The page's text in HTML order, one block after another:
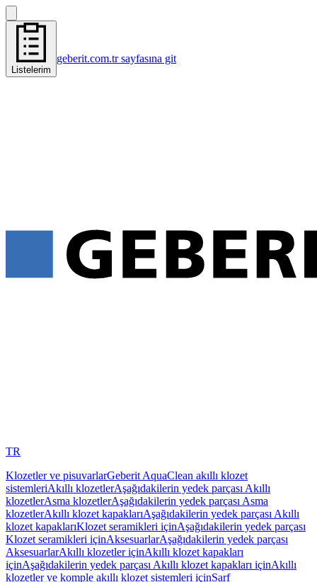
Listelerim
geberit.com.tr sayfasına git
TR
Klozetler ve pisuvarlarGeberit AquaClean akıllı klozet
sistemleriAkıllı klozetlerAşağıdakilerin yedek parçası Akıllı
klozetlerAsma klozetlerAşağıdakilerin yedek parçası Asma
klozetlerAkıllı klozet kapaklarıAşağıdakilerin yedek parçası Akıllı
klozet kapaklarıKlozet seramikleri içinAşağıdakilerin yedek parçası
Klozet seramikleri içinAksesuarlarAşağıdakilerin yedek parçası
AksesuarlarAkıllı klozetler içinAkıllı klozet kapakları
içinAşağıdakilerin yedek parçası Akıllı klozet kapakları içinAkıllı
klozetler ve komple akıllı klozet sistemleri içinSarf